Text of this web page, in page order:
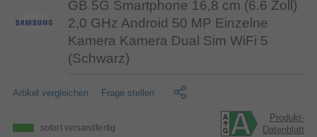
GB 5G Smartphone 16,8 cm (6.6 Zoll)
2,0 GHz Android 50 MP Einzelne
Kamera Kamera Dual Sim WiFi 5
(Schwarz)
Artikel vergleichen Frage stellen
sofort versandfertig
Produkt-
Datenblatt